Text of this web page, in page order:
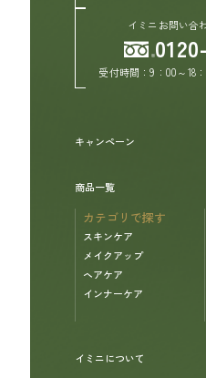
キャンペーン
商品一覧
カテゴリで探す
スキンケア
メイクアップ
ヘアケア
インナーケア
イミニについて
イミニお問い合
受付時間：9：00～18